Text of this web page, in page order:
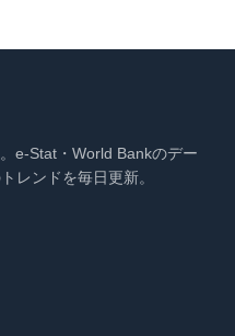
e-Stat・World Bankのデー
レンドを毎日更新。